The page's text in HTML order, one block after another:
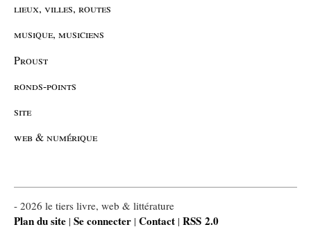
lieux, villes, routes
musique, musiciens
Proust
ronds-points
site
web & numérique
- 2026 le tiers livre, web & littérature
Plan du site | Se connecter | Contact | RSS 2.0